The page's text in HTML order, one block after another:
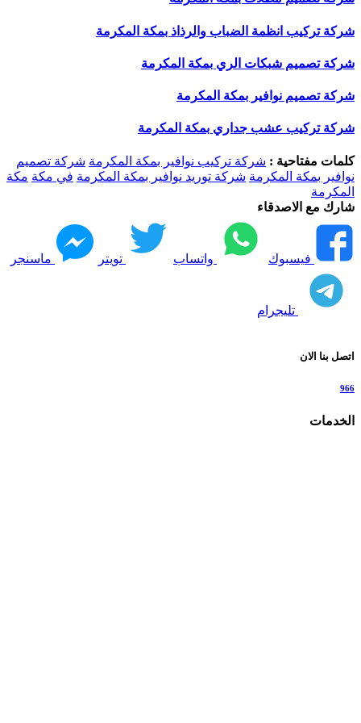
شركة تركيب انظمة الضباب والرذاذ بمكة المكرمة
شركة تصميم شبكات الري بمكة المكرمة
شركة تصميم نوافير بمكة المكرمة
شركة تركيب عشب جداري بمكة المكرمة
كلمات مفتاحية : شركة تركيب نوافير بمكة المكرمة شركة تصميم
نوافير بمكة المكرمة شركة توريد نوافير بمكة المكرمة في مكة مكة
المكرمة
شارك مع الاصدقاء
فيسبوك واتساب تويتر ماسنجر
تليجرام
اتصل بنا الان
966
الخدمات